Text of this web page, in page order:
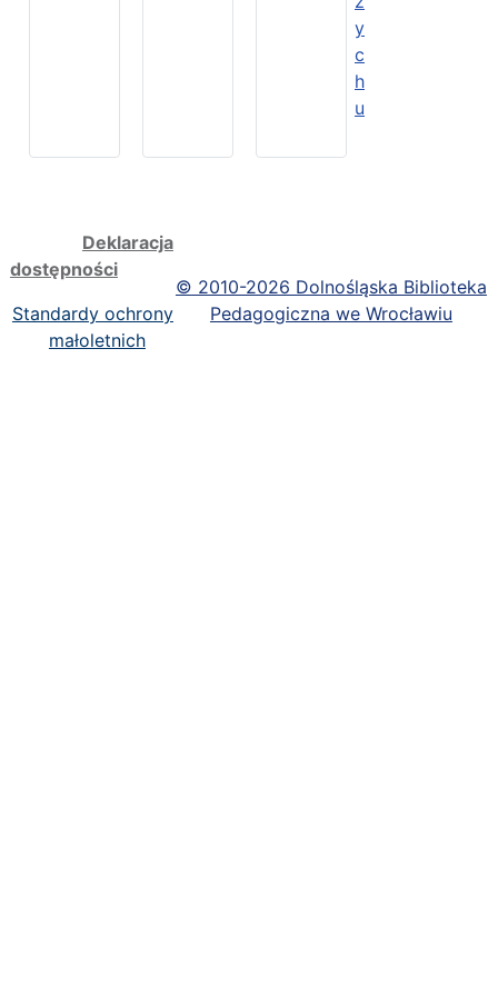
y
c
h
u
Deklaracja
dostępności
Standardy ochrony
małoletnich
© 2010-2026 Dolnośląska Biblioteka
Pedagogiczna we Wrocławiu